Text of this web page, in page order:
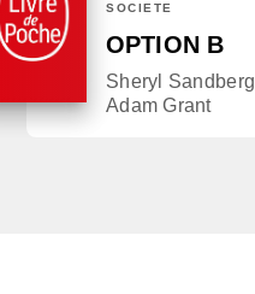
SOCIÉTÉ
OPTION B
Sheryl Sandberg
Adam Grant